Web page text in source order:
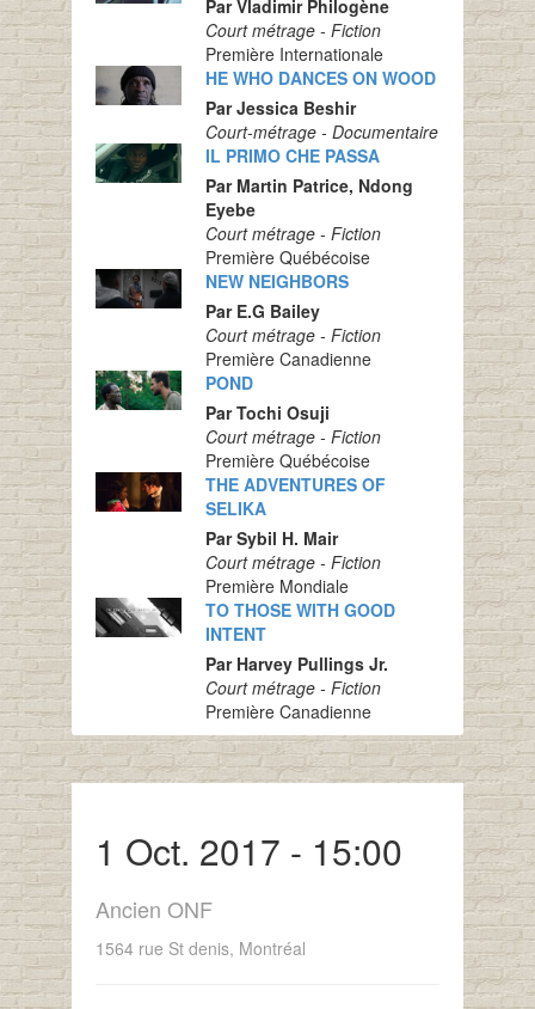
Par Vladimir Philogène
Court métrage - Fiction
Première Internationale
HE WHO DANCES ON WOOD
Par Jessica Beshir
Court-métrage - Documentaire
IL PRIMO CHE PASSA
Par Martin Patrice, Ndong
Eyebe
Court métrage - Fiction
Première Québécoise
NEW NEIGHBORS
Par E.G Bailey
Court métrage - Fiction
Première Canadienne
POND
Par Tochi Osuji
Court métrage - Fiction
Première Québécoise
THE ADVENTURES OF
SELIKA
Par Sybil H. Mair
Court métrage - Fiction
Première Mondiale
TO THOSE WITH GOOD
INTENT
Par Harvey Pullings Jr.
Court métrage - Fiction
Première Canadienne
1 Oct. 2017 - 15:00
Ancien ONF
1564 rue St denis, Montréal